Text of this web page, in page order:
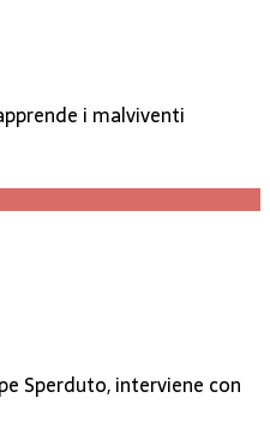
i malviventi
Sperduto, interviene con